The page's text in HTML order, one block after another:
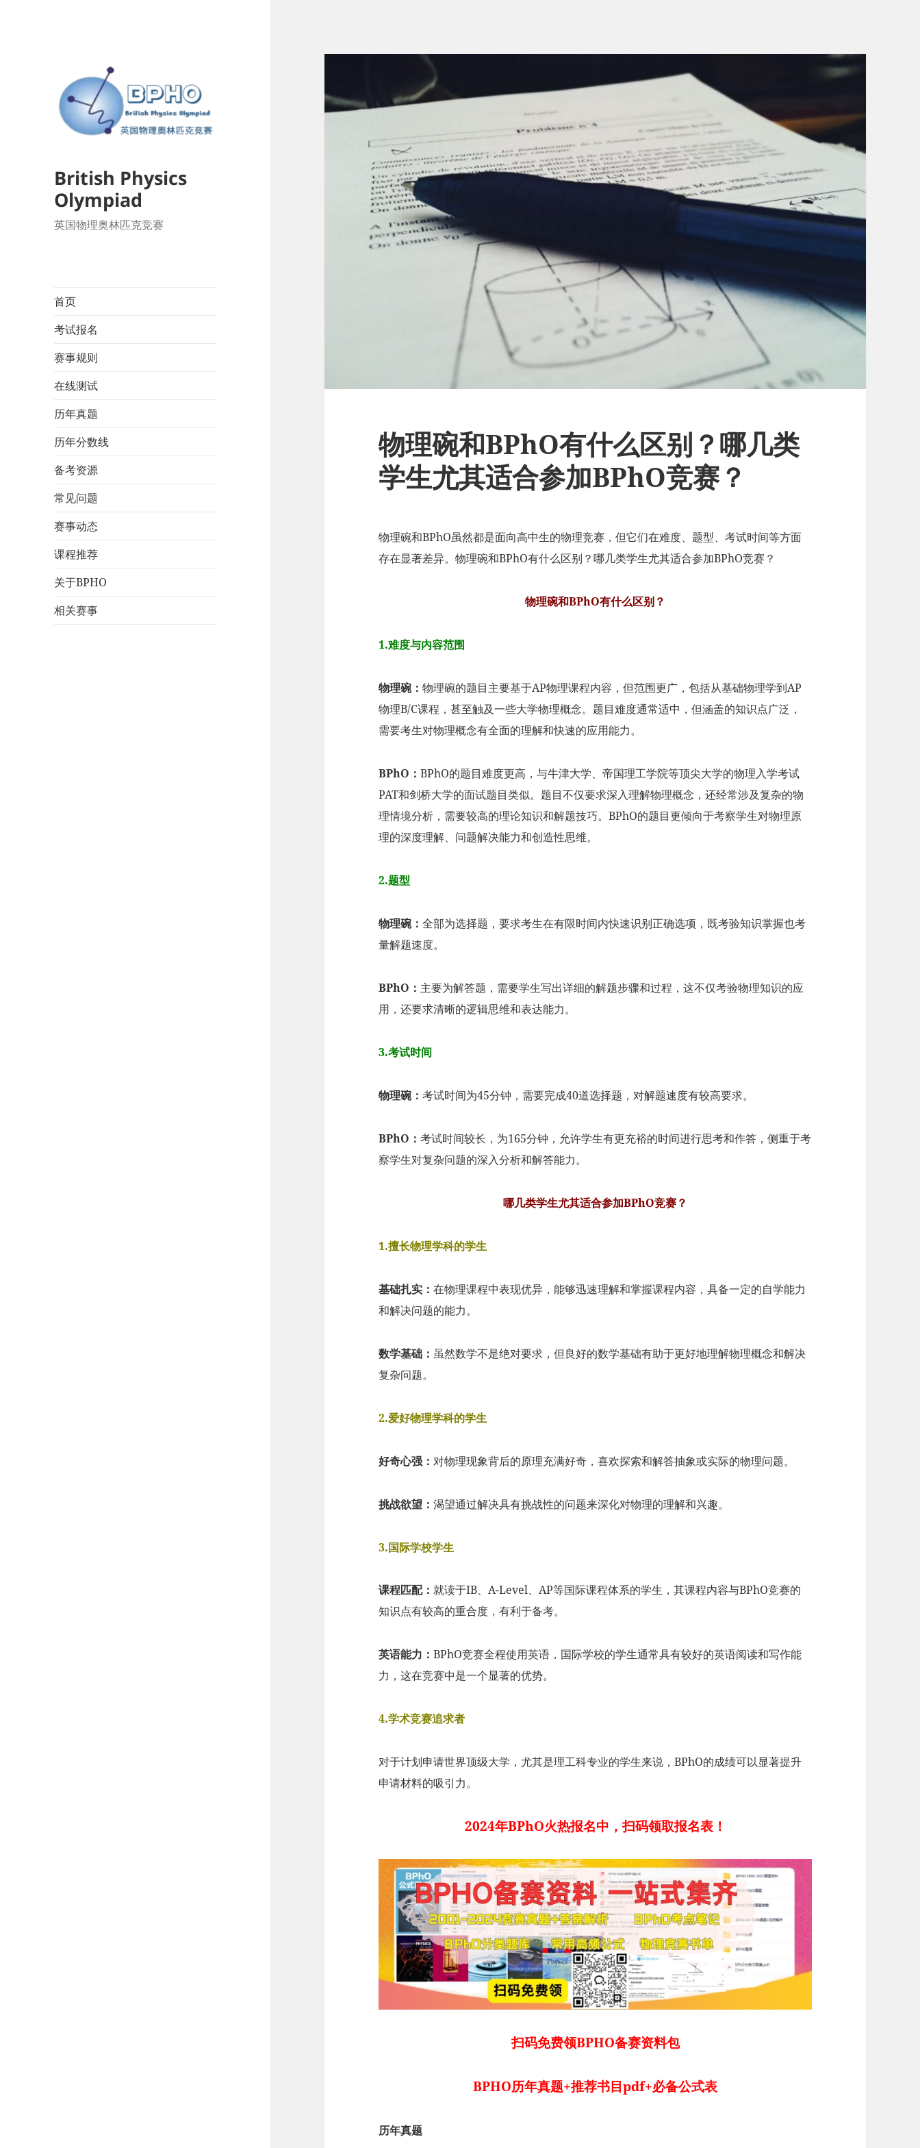
British Physics
Olympiad
英国物理奥林匹克竞赛
首页
考试报名
赛事规则
在线测试
历年真题
历年分数线
备考资源
常见问题
赛事动态
课程推荐
关于BPHO
相关赛事
物理碗和BPhO有什么区别？哪几类
学生尤其适合参加BPhO竞赛？
物理碗和BPhO虽然都是面向高中生的物理竞赛，但它们在难度、题型、考试时间等方面
存在显著差异。物理碗和BPhO有什么区别？哪几类学生尤其适合参加BPhO竞赛？
物理碗和BPhO有什么区别？
1.难度与内容范围
物理碗：物理碗的题目主要基于AP物理课程内容，但范围更广，包括从基础物理学到AP
物理B/C课程，甚至触及一些大学物理概念。题目难度通常适中，但涵盖的知识点广泛，
需要考生对物理概念有全面的理解和快速的应用能力。
BPhO：BPhO的题目难度更高，与牛津大学、帝国理工学院等顶尖大学的物理入学考试
PAT和剑桥大学的面试题目类似。题目不仅要求深入理解物理概念，还经常涉及复杂的物
理情境分析，需要较高的理论知识和解题技巧。BPhO的题目更倾向于考察学生对物理原
理的深度理解、问题解决能力和创造性思维。
2.题型
物理碗：全部为选择题，要求考生在有限时间内快速识别正确选项，既考验知识掌握也考
量解题速度。
BPhO： 主要为解答题，需要学生写出详细的解题步骤和过程，这不仅考验物理知识的应
用，还要求清晰的逻辑思维和表达能力。
3.考试时间
物理碗：考试时间为45分钟，需要完成40道选择题，对解题速度有较高要求。
BPhO：考试时间较长，为165分钟，允许学生有更充裕的时间进行思考和作答，侧重于考
察学生对复杂问题的深入分析和解答能力。
哪几类学生尤其适合参加BPhO竞赛？
1.擅长物理学科的学生
基础扎实：在物理课程中表现优异，能够迅速理解和掌握课程内容，具备一定的自学能力
和解决问题的能力。
数学基础：虽然数学不是绝对要求，但良好的数学基础有助于更好地理解物理概念和解决
复杂问题。
2.爱好物理学科的学生
好奇心强：对物理现象背后的原理充满好奇，喜欢探索和解答抽象或实际的物理问题。
挑战欲望：渴望通过解决具有挑战性的问题来深化对物理的理解和兴趣。
3.国际学校学生
课程匹配：就读于IB、A-Level、AP等国际课程体系的学生，其课程内容与BPhO竞赛的
知识点有较高的重合度，有利于备考。
英语能力：BPhO竞赛全程使用英语，国际学校的学生通常具有较好的英语阅读和写作能
力，这在竞赛中是一个显著的优势。
4.学术竞赛追求者
对于计划申请世界顶级大学，尤其是理工科专业的学生来说，BPhO的成绩可以显著提升
申请材料的吸引力。
2024年BPhO火热报名中，扫码领取报名表！
扫码免费领BPHO备赛资料包
BPHO历年真题+推荐书目pdf+必备公式表
历年真题